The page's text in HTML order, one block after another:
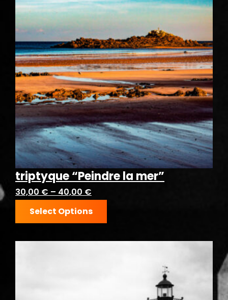
triptyque “Peindre la mer”
30,00 € – 40,00 €
Select Options